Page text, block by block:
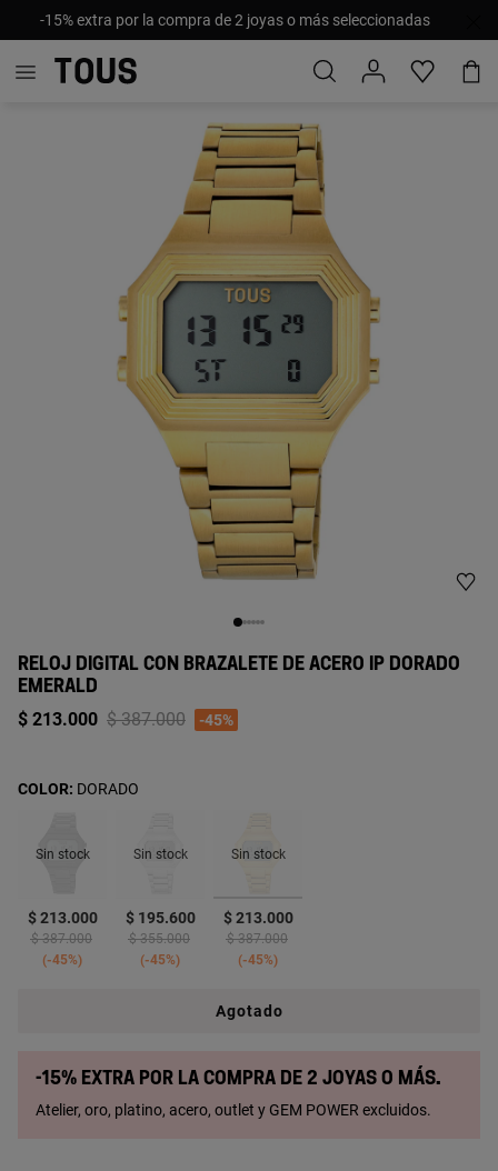
-15% extra por la compra de 2 joyas o más seleccionadas
RELOJ DIGITAL CON BRAZALETE DE ACERO IP DORADO
EMERALD
$ 213.000 Price reduced from
$ 387.000to-45%
Sin stock
$ 213.000
Price reduced from
$ 387.000to
-45%
Sin stock
$ 195.600
Price reduced from
$ 355.000to
-45%
Sin stock
seleccionado
$ 213.000
Price reduced from
$ 387.000to
-45%
COLOR: DORADO
Agotado
-15% extra por la compra de 2 joyas o más.
Atelier, oro, platino, acero, outlet y GEM POWER excluidos.